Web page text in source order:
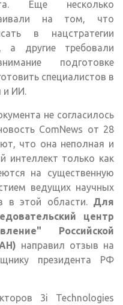
Еще несколько
на том, что
в нацстратегии
а другие требовали
подготовке
специалистов в
и ИИ.
не согласилось
ComNews от 28
что она неполная и
интеллект только как
на существенную
ведущих научных
в этой области. Для
центр
Российской
направил отзыв на
президента РФ
3i Technologies